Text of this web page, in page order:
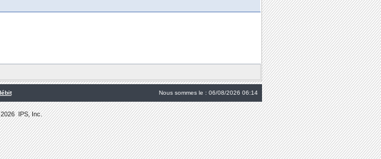
Nous sommes le : 06/08/2026 06:14
IPS, Inc.